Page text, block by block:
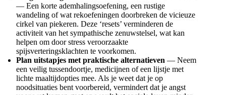
— Een korte ademhalingsoefening, een rustige
wandeling of wat rekoefeningen doorbreken de vicieuze
cirkel van piekeren. Deze ‘resets’ verminderen de
activiteit van het sympathische zenuwstelsel, wat kan
helpen om door stress veroorzaakte
spijsverteringsklachten te voorkomen.
Plan uitstapjes met praktische alternatieven — Neem
een veilig tussendoortje, medicijnen of een lijstje met
lichte maaltijdopties mee. Als je weet dat je op
noodsituaties bent voorbereid, vermindert dat je angst